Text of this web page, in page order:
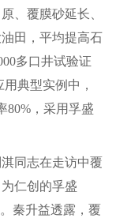
覆膜砂延长、
田，平均提高石
多口井试验证
典型实例中，
80%，采用孚盛
同志在走访中覆
仁创的孚盛
秦升益透露，覆